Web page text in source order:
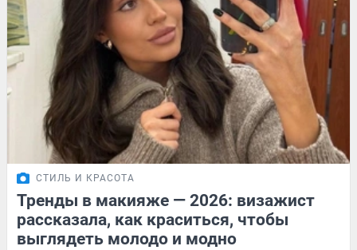
СТИЛЬ И КРАСОТА
Тренды в макияже — 2026: визажист
рассказала, как краситься, чтобы
выглядеть молодо и модно